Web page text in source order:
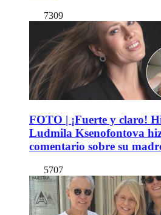
7309
FOTO | ¡Fuerte y claro!
Ludmila Ksenofontova
comentario sobre su
5707